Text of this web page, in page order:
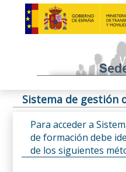
Sistema de gestión
Para acceder a
de formación debe
de los siguientes